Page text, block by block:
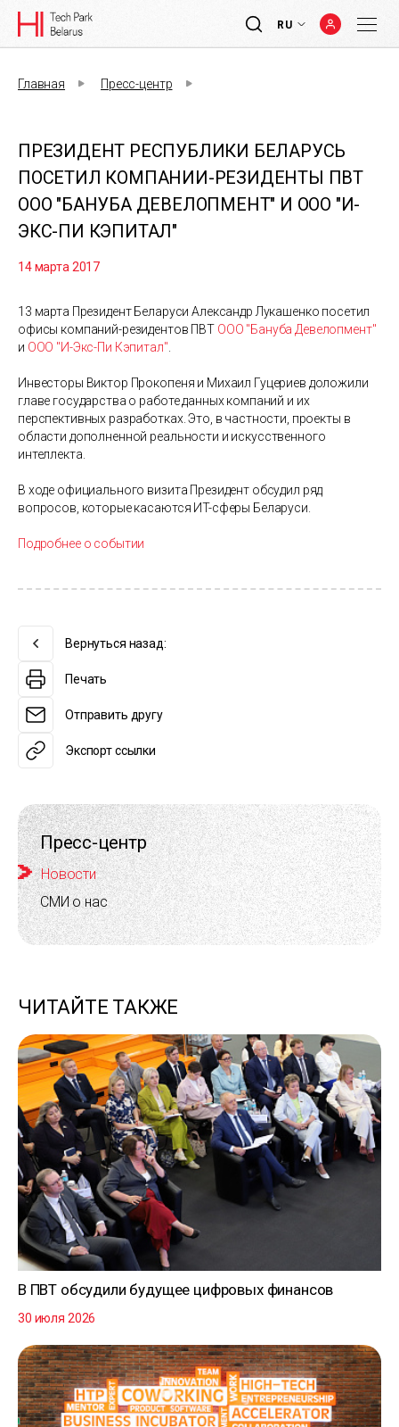
RU
Главная Пресс-центр
Пресс-центр
Новости
СМИ о нас
ЧИТАЙТЕ ТАКЖЕ
В ПВТ обсудили будущее цифровых финансов
30 июля 2026
ПРЕЗИДЕНТ РЕСПУБЛИКИ БЕЛАРУСЬ
ПОСЕТИЛ КОМПАНИИ-РЕЗИДЕНТЫ ПВТ
ООО "БАНУБА ДЕВЕЛОПМЕНТ" И ООО "И-
ЭКС-ПИ КЭПИТАЛ"
14 марта 2017
13 марта Президент Беларуси Александр Лукашенко посетил
офисы компаний-резидентов ПВТ ООО "Бануба Девелопмент"
и ООО "И-Экс-Пи Кэпитал"
Инвесторы Виктор Прокопеня и Михаил Гуцериев доложили
главе государства о работе данных компаний и их
перспективных разработках. Это, в частности, проекты в
области дополненной реальности и искусственного
интеллекта.
В ходе официального визита Президент обсудил ряд
вопросов, которые касаются ИT-сферы Беларуси.
Подробнее о событии
Вернуться назад:
Печать
Отправить другу
Экспорт ссылки